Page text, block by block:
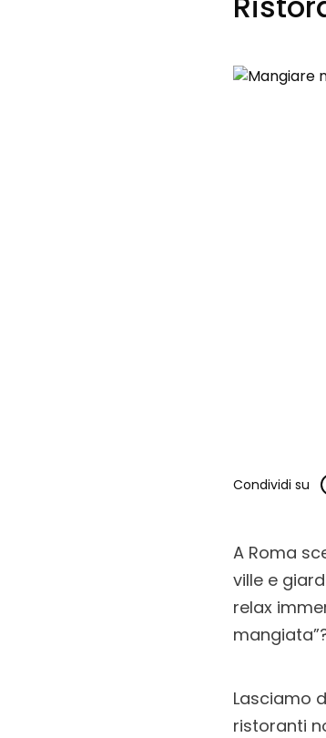
Condividi su
A Roma
ville e
relax
Lasciamo
ristoranti